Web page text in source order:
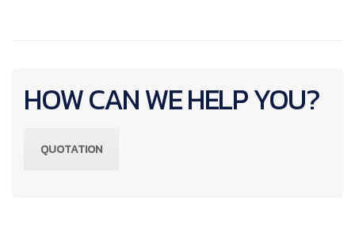
HOW CAN WE HELP YOU?
QUOTATION